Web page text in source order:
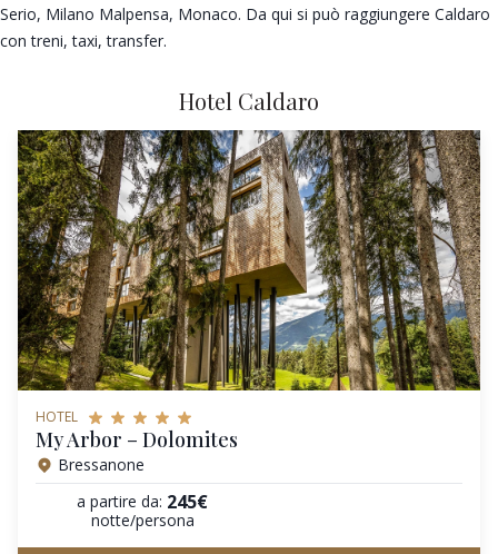
Serio, Milano Malpensa, Monaco. Da qui si può raggiungere Caldaro
con treni, taxi, transfer.
Hotel Caldaro
HOTEL
My Arbor – Dolomites
Bressanone
a partire da: 245€
notte/persona